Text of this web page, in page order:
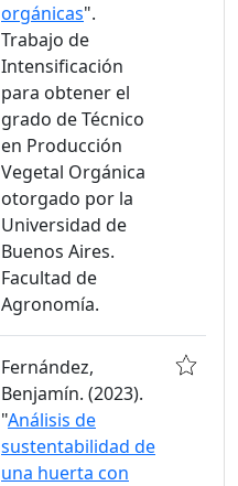
orgánicas".
Trabajo de
Intensificación
para obtener el
grado de Técnico
en Producción
Vegetal Orgánica
otorgado por la
Universidad de
Buenos Aires.
Facultad de
Agronomía.
Fernández,
Benjamín. (2023).
"Análisis de
sustentabilidad de
una huerta con